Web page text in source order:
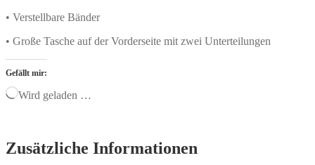
• Verstellbare Bänder
• Große Tasche auf der Vorderseite mit zwei Unterteilungen
Gefällt mir:
Wird geladen …
Zusätzliche Informationen